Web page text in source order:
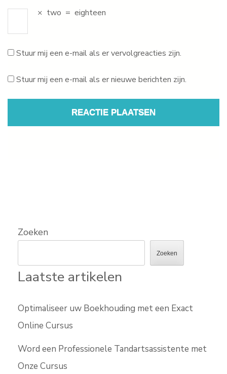
× two = eighteen
Stuur mij een e-mail als er vervolgreacties zijn.
Stuur mij een e-mail als er nieuwe berichten zijn.
Zoeken
Zoeken
Laatste artikelen
Optimaliseer uw Boekhouding met een Exact
Online Cursus
Word een Professionele Tandartsassistente met
Onze Cursus